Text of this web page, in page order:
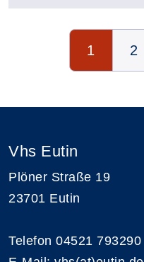
Seite 1 von 3
1 2
Vhs Eutin
Plöner Straße 19
23701 Eutin
Telefon 04521 793290